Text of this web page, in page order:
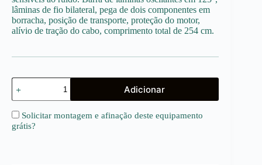
lâminas de fio bilateral, pega de dois componentes em
borracha, posição de transporte, proteção do motor,
alívio de tração do cabo, comprimento total de 254 cm.
Quantidade
de
HLE
71
(125°)
Adicionar
Solicitar montagem e afinação deste equipamento
grátis?